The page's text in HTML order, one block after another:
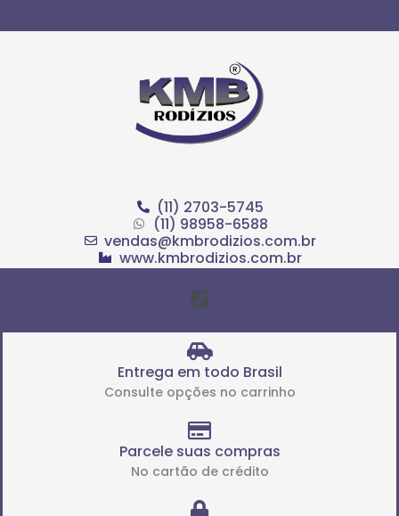
para
(11) 2703-5745
(11) 98958-6588
vendas@kmbrodizios.com.br
www.kmbrodizios.com.br
Menu
Entrega em todo Brasil
Consulte opções no carrinho
Parcele suas compras
No cartão de crédito